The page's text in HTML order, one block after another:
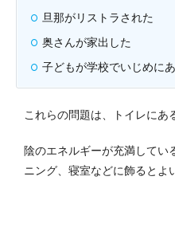
旦那がリストラされた
奥さんが家出した
子どもが学校でいじめに
これらの問題は、トイレにあ
陰のエネルギーが充満してい
ニング、寝室などに飾るとよ